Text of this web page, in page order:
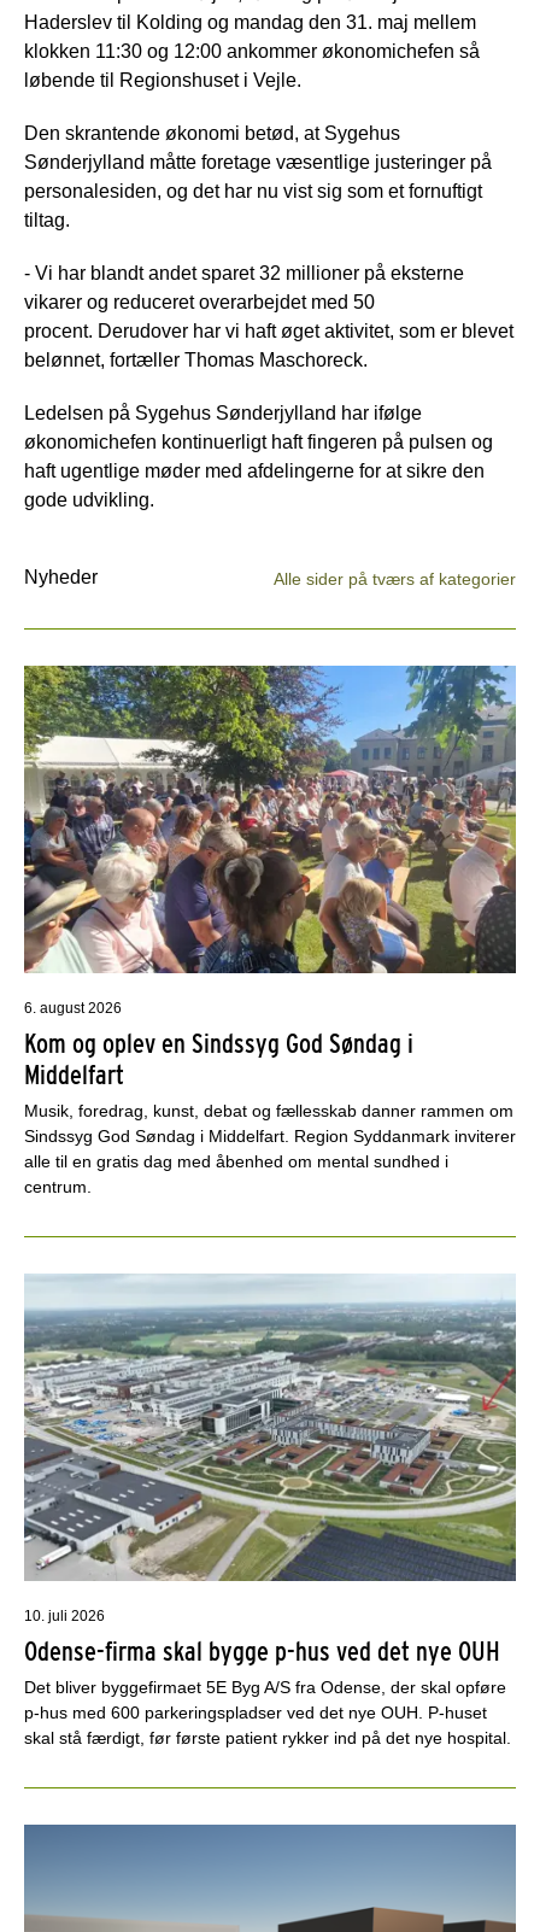
Haderslev til Kolding og mandag den 31. maj mellem
klokken 11:30 og 12:00 ankommer økonomichefen så
løbende til Regionshuset i Vejle.
Den skrantende økonomi betød, at Sygehus
Sønderjylland måtte foretage væsentlige justeringer på
personalesiden, og det har nu vist sig som et fornuftigt
tiltag.
- Vi har blandt andet sparet 32 millioner på eksterne
vikarer og reduceret overarbejdet med 50
procent. Derudover har vi haft øget aktivitet, som er blevet
belønnet, fortæller Thomas Maschoreck.
Ledelsen på Sygehus Sønderjylland har ifølge
økonomichefen kontinuerligt haft fingeren på pulsen og
haft ugentlige møder med afdelingerne for at sikre den
gode udvikling.
Nyheder Alle sider på tværs af kategorier
6. august 2026
Kom og oplev en Sindssyg God Søndag i
Middelfart
Musik, foredrag, kunst, debat og fællesskab danner rammen om
Sindssyg God Søndag i Middelfart. Region Syddanmark inviterer
alle til en gratis dag med åbenhed om mental sundhed i
centrum.
10. juli 2026
Odense-firma skal bygge p-hus ved det nye OUH
Det bliver byggefirmaet 5E Byg A/S fra Odense, der skal opføre
p-hus med 600 parkeringspladser ved det nye OUH. P-huset
skal stå færdigt, før første patient rykker ind på det nye hospital.